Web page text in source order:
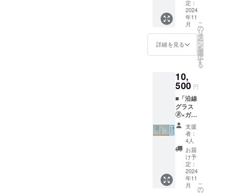
す。も
し支援
総額が
目標に
かった
場合は
す（All-
or-
Nothing
方式）
・オン
ライン
で販売
するの
は、今
回のク
ラファ
ンに限
りま
す。
は、1種
類×1個
です。
・送料
込みの
金額と
額が目
標に達
した時
点から
制作を
スター
トし
て、完
成後に
お届け
しま
す。も
し支援
総額が
目標に
「沿線
グラス
🄬」で
す。
「想造
楽工」
暮里・
舎人ラ
イナー
の駅
（見沼
代親水
公園～
足立小
台）＆
東武ス
カイツ
リーラ
インの
駅（竹
ノ塚～
ver.あだ
ちの駅
×2個
【商品
説明】
今回限
りとな
る特別
線グラ
ス🄬」
です。
「想造
楽工」
が、足
立区に
ある日
暮里・
舎人ラ
イナー
の駅
（見沼
代親水
公園～
定：
2024
年11
月
詳細を見る
こ
の
リ
タ
ー
ン
を
選
択
す
る
10,
500 円
■「沿線
グラス
🄬×ガチ
アダ
チ」東
武スカ
イツ
リーラ
インver.
あだち
の駅×2
支援
者：
4人
お届
け予
定：
2024
年11
月
こ
の